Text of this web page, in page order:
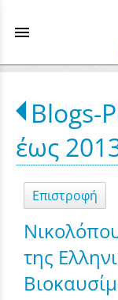
menu
Blogs-
έως
Επιστροφή
της